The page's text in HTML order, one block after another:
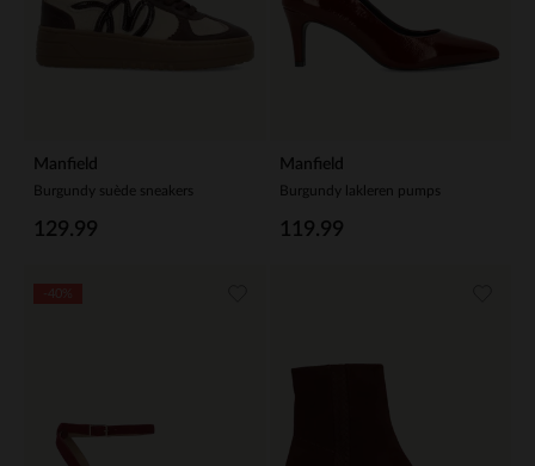
Manfield
Burgundy suède sneakers
129.99
Manfield
Burgundy lakleren pumps
119.99